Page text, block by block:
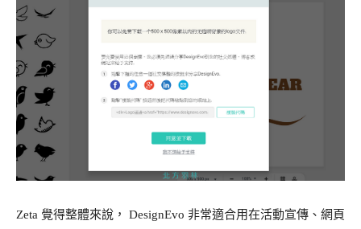
Zeta 覺得整體來說， DesignEvo 非常適合用在活動宣傳、網頁